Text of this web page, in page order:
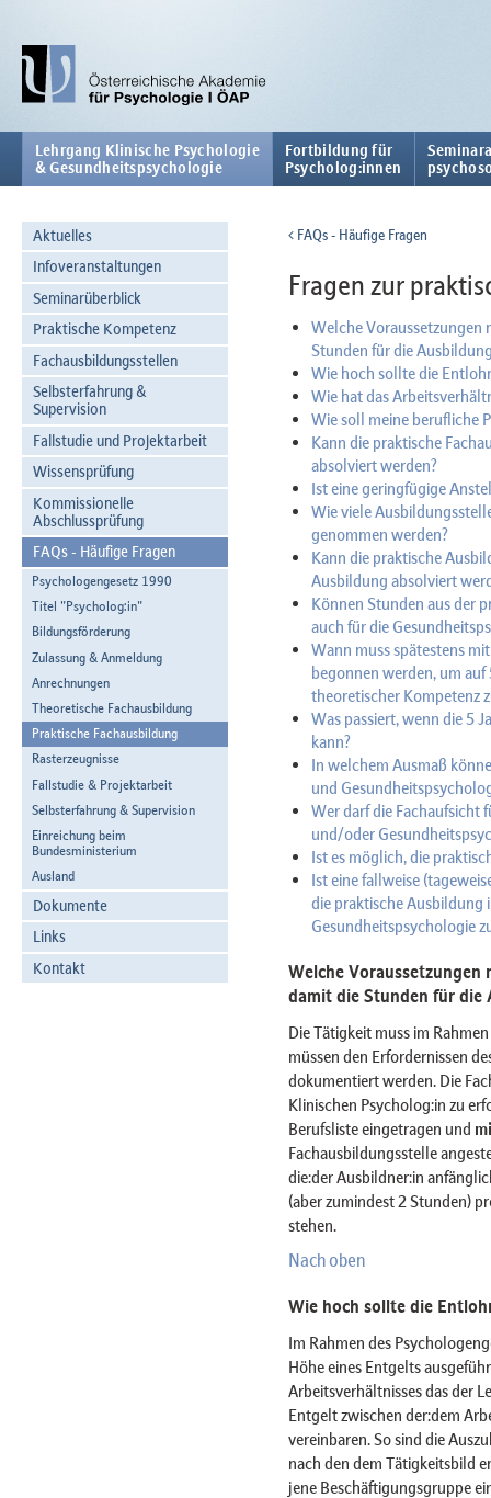
Lehrgang Klinische Psychologie
& Gesundheitspsychologie
Fortbildung für
Psycholog:innen
Aktuelles
Infoveranstaltungen
Seminarüberblick
Praktische Kompetenz
Fachausbildungsstellen
Selbsterfahrung &
Supervision
Fallstudie und Projektarbeit
Wissensprüfung
Kommissionelle
Abschlussprüfung
FAQs - Häufige Fragen
Psychologengesetz 1990
Titel "Psycholog:in"
Bildungsförderung
Zulassung & Anmeldung
Anrechnungen
Theoretische Fachausbildung
Praktische Fachausbildung
Rasterzeugnisse
Fallstudie & Projektarbeit
Selbsterfahrung & Supervision
Einreichung beim
Bundesministerium
Ausland
Dokumente
Links
Kontakt
FAQs - Häufige Fragen
Fragen zur
Welche Voraussetzungen
Stunden für die
Wie hoch sollte die
Wie hat das
Wie soll meine berufliche
Kann die praktische
absolviert werden?
Ist eine geringfügige
Wie viele
genommen werden?
Kann die praktische
Ausbildung absolviert
Können Stunden aus der
auch für die
Wann muss spätestens
begonnen werden, um
theoretischer Kompetenz
Was passiert, wenn die 5
kann?
In welchem Ausmaß
und
Wer darf die Fachaufsicht
und/oder
Ist es möglich, die
Ist eine fallweise
die praktische Ausbildung
Gesundheitspsychologie
Welche Voraussetzungen
damit die Stunden für die
Die Tätigkeit muss im
müssen den Erfordernissen
dokumentiert werden. Die
Klinischen Psycholog:in zu
Berufsliste eingetragen und
Fachausbildungsstelle
die:der Ausbildner:in
(aber zumindest 2 Stunden)
stehen.
Nach oben
Wie hoch sollte die
Im Rahmen des
Höhe eines Entgelts
Arbeitsverhältnisses das der
Entgelt zwischen der:dem
vereinbaren. So sind die
nach den dem Tätigkeitsbild
jene Beschäftigungsgruppe